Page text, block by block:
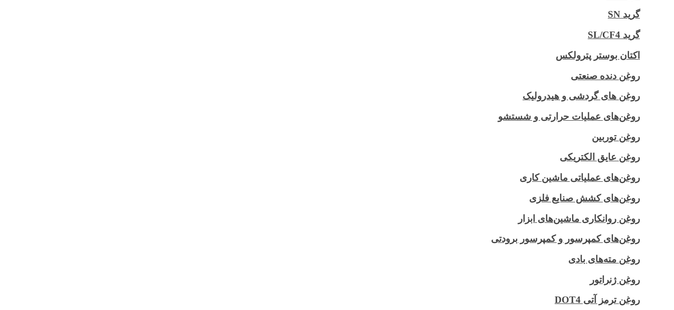
گرید SN
گرید SL/CF4
اکتان بوستر پترولکس
روغن دنده صنعتی
روغن‌ های گردشی و هیدرولیک
روغن‌های عملیات حرارتی و شستشو
روغن توربین
روغن عایق الکتریکی
روغن‌های عملیاتی ماشین کاری
روغن‌های کشش صنایع فلزی
روغن روانکاری ماشین‌های ابزار
روغن‌های کمپرسور و کمپرسور برودتی
روغن مته‌های بادی
روغن ژنراتور
روغن ترمز آتی DOT4